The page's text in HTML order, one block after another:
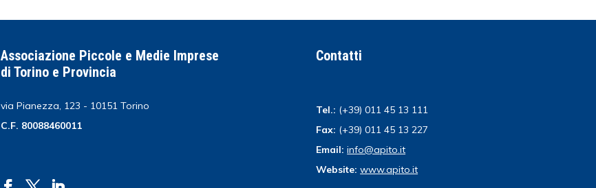
Associazione Piccole e Medie Imprese
di Torino e Provincia
via Pianezza, 123 - 10151 Torino
C.F. 80088460011
Contatti
Tel.: (+39) 011 45 13 111
Fax: (+39) 011 45 13 227
Email: info@apito.it
Website: www.apito.it